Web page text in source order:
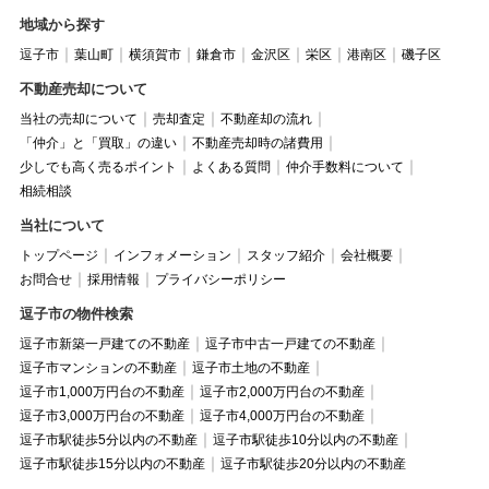
地域から探す
逗子市 葉山町 横須賀市 鎌倉市 金沢区 栄区 港南区 磯子区
不動産売却について
当社の売却について 売却査定
不動産却の流れ
「仲介」と「買取」の違い
不動産売却時の諸費用
少しでも高く売るポイント
よくある質問
仲介手数料について
相続相談
当社について
トップページ インフォメーション スタッフ紹介
会社概要
お問合せ
採用情報 プライバシーポリシー
逗子市の物件検索
逗子市新築一戸建ての不動産
逗子市中古一戸建ての不動産
逗子市マンションの不動産
逗子市土地の不動産
逗子市1,000万円台の不動産
逗子市2,000万円台の不動産
逗子市3,000万円台の不動産
逗子市4,000万円台の不動産
逗子市駅徒歩5分以内の不動産
逗子市駅徒歩10分以内の不動産
逗子市駅徒歩15分以内の不動産
逗子市駅徒歩20分以内の不動産